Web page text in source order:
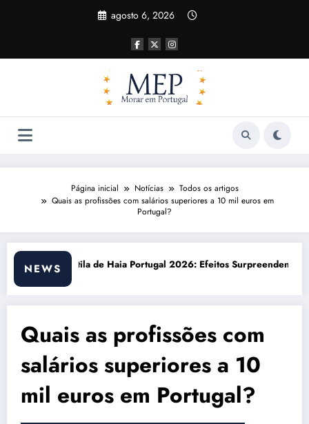
agosto 6, 2026
Página inicial Notícias
Todos os artigos
Quais as profissões com salários superiores a 10 mil euros em
Portugal?
NEWS
2026: Efeitos Surpreendentes e OportunidadesCusto de vida em Portugal
Quais as profissões com
salários superiores a 10
mil euros em Portugal?